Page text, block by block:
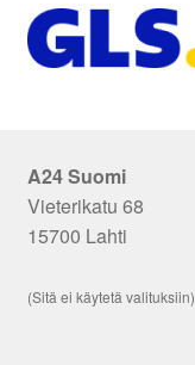
A24 Suomi
Vieterikatu 68
15700 Lahti
(Sitä ei käytetä valituksiin)